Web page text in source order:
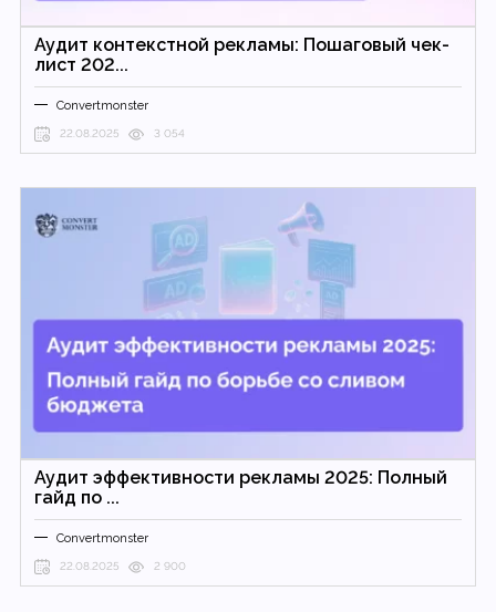
Аудит контекстной рекламы: Пошаговый чек-
лист 202...
Convertmonster
22.08.2025 3 054
Аудит эффективности рекламы 2025: Полный
гайд по ...
Convertmonster
22.08.2025 2 900